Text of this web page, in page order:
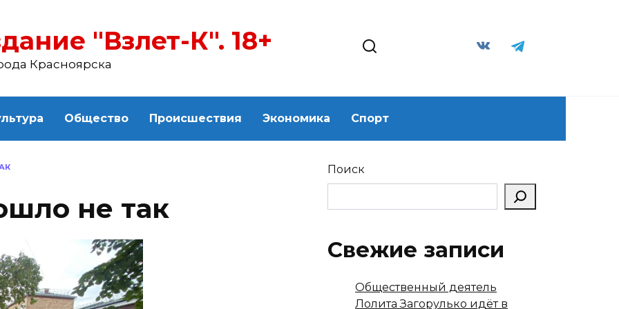
"Взлет-К". 18+
Красноярска
Общество Происшествия Экономика Спорт
не так
Поиск
Свежие записи
Общественный деятель
Лолита Загорулько идёт в